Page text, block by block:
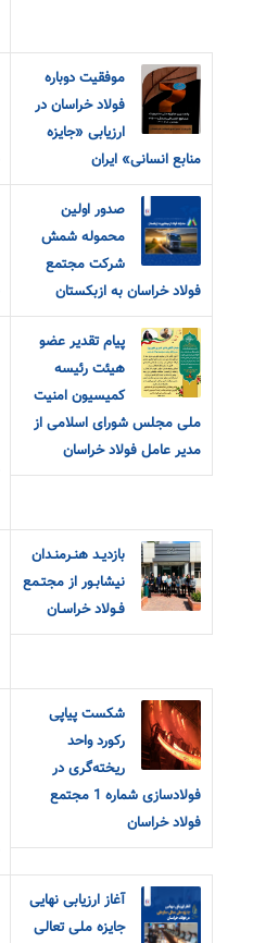
موفقیت دوباره
فولاد خراسان در
ارزیابی «جایزه
منابع انسانی» ایران
صدور اولین
محموله شمش
شرکت مجتمع
فولاد خراسان به ازبکستان
پیام تقدیر عضو
هیئت رئیسه
کمیسیون امنیت
ملی مجلس شورای اسلامی از
مدیر عامل فولاد خراسان
بازديـد هنـرمنـدان
نيشابـور از مجتـمع
فـولاد خراسـان
شکست پیاپی
رکورد واحد
ریخته‌گری در
فولادسازی شماره 1 مجتمع
فولاد خراسان
آغاز ارزیابی نهایی
جایزه ملی تعالی